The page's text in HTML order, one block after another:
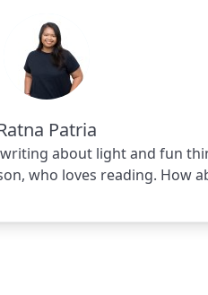
Patria
about light and fun
who loves reading. How